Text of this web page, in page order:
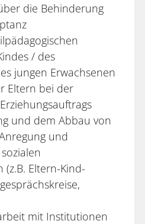
die Behinderung
/ des
jungen Erwachsenen
Eltern bei der
und dem Abbau von
und
Eltern-Kind-
mit Institutionen